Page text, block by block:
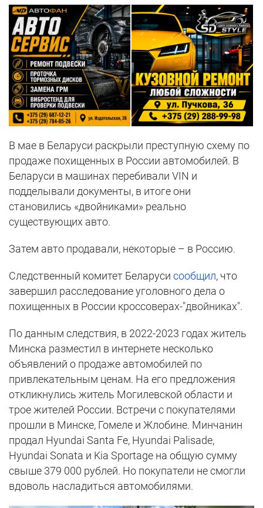
В мае в Беларуси раскрыли преступную схему по
продаже похищенных в России автомобилей. В
Беларуси в машинах перебивали VIN и
подделывали документы, в итоге они
становились «двойниками» реально
существующих авто.
Затем авто продавали, некоторые – в Россию.
Следственный комитет Беларуси сообщил, что
завершил расследование уголовного дела о
похищенных в России кроссоверах-"двойниках".
По данным следствия, в 2022-2023 годах житель
Минска разместил в интернете несколько
объявлений о продаже автомобилей по
привлекательным ценам. На его предложения
откликнулись житель Могилевской области и
трое жителей России. Встречи с покупателями
прошли в Минске, Гомеле и Жлобине. Минчанин
продал Hyundai Santa Fe, Hyundai Palisade,
Hyundai Sonata и Kia Sportage на общую сумму
свыше 379 000 рублей. Но покупатели не смогли
вдоволь насладиться автомобилями.